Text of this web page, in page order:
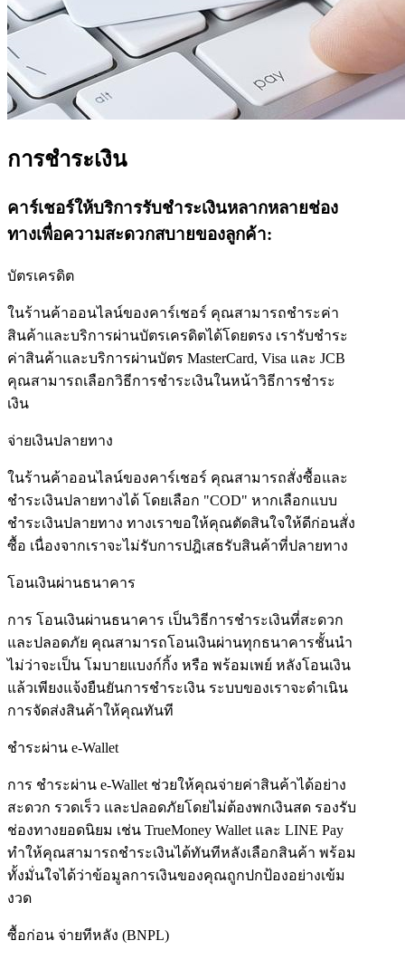
การชำระเงิน
คาร์เชอร์ให้บริการรับชำระเงินหลากหลายช่อง
ทางเพื่อความสะดวกสบายของลูกค้า:
บัตรเครดิต
ในร้านค้าออนไลน์ของคาร์เชอร์ คุณสามารถชำระค่า
สินค้าและบริการผ่านบัตรเครดิตได้โดยตรง เรารับชำระ
ค่าสินค้าและบริการผ่านบัตร MasterCard, Visa และ JCB
คุณสามารถเลือกวิธีการชำระเงินในหน้าวิธีการชำระ
เงิน
จ่ายเงินปลายทาง
ในร้านค้าออนไลน์ของคาร์เชอร์ คุณสามารถสั่งซื้อและ
ชำระเงินปลายทางได้ โดยเลือก "COD" หากเลือกแบบ
ชำระเงินปลายทาง ทางเราขอให้คุณตัดสินใจให้ดีก่อนสั่ง
ซื้อ เนื่องจากเราจะไม่รับการปฎิเสธรับสินค้าที่ปลายทาง
โอนเงินผ่านธนาคาร
การ โอนเงินผ่านธนาคาร เป็นวิธีการชำระเงินที่สะดวก
และปลอดภัย คุณสามารถโอนเงินผ่านทุกธนาคารชั้นนำ
ไม่ว่าจะเป็น โมบายแบงก์กิ้ง หรือ พร้อมเพย์ หลังโอนเงิน
แล้วเพียงแจ้งยืนยันการชำระเงิน ระบบของเราจะดำเนิน
การจัดส่งสินค้าให้คุณทันที
ชำระผ่าน e-Wallet
การ ชำระผ่าน e-Wallet ช่วยให้คุณจ่ายค่าสินค้าได้อย่าง
สะดวก รวดเร็ว และปลอดภัยโดยไม่ต้องพกเงินสด รองรับ
ช่องทางยอดนิยม เช่น TrueMoney Wallet และ LINE Pay
ทำให้คุณสามารถชำระเงินได้ทันทีหลังเลือกสินค้า พร้อม
ทั้งมั่นใจได้ว่าข้อมูลการเงินของคุณถูกปกป้องอย่างเข้ม
งวด
ซื้อก่อน จ่ายทีหลัง (BNPL)